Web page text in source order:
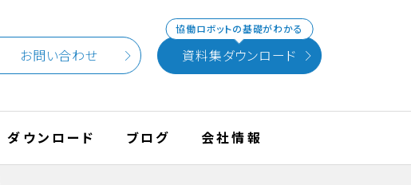
お問い合わせ
協働ロボットの基礎がわかる
資料集ダウンロード
ダウンロード ブログ 会社情報